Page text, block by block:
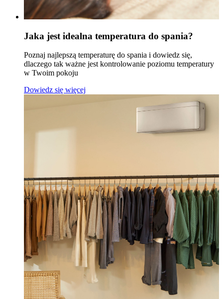
Jaka jest idealna temperatura do spania?
Poznaj najlepszą temperaturę do spania i dowiedz się,
dlaczego tak ważne jest kontrolowanie poziomu temperatury
w Twoim pokoju
Dowiedz się więcej